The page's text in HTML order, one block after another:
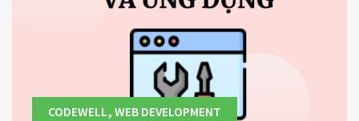
CODEWELL, WEB DEVELOPMENT